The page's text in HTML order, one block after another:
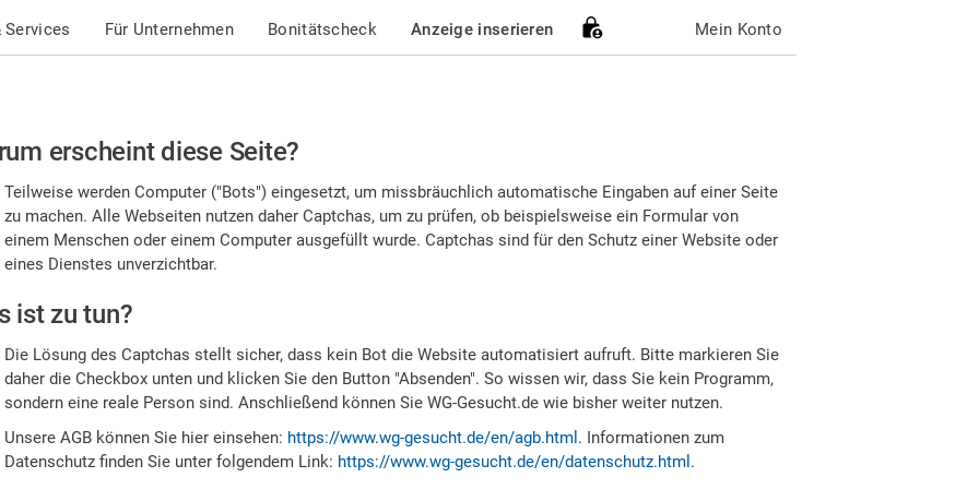
Services Für Unternehmen Bonitätscheck Anzeige inserieren Mein Konto
erscheint diese Seite?
Teilweise werden Computer ("Bots") eingesetzt, um missbräuchlich automatische Eingaben auf einer Seite
zu machen. Alle Webseiten nutzen daher Captchas, um zu prüfen, ob beispielsweise ein Formular von
einem Menschen oder einem Computer ausgefüllt wurde. Captchas sind für den Schutz einer Website oder
eines Dienstes unverzichtbar.
ist zu tun?
Die Lösung des Captchas stellt sicher, dass kein Bot die Website automatisiert aufruft. Bitte markieren Sie
daher die Checkbox unten und klicken Sie den Button "Absenden". So wissen wir, dass Sie kein Programm,
sondern eine reale Person sind. Anschließend können Sie WG-Gesucht.de wie bisher weiter nutzen.
Unsere AGB können Sie hier einsehen: https://www.wg-gesucht.de/en/agb.html . Informationen zum
Datenschutz finden Sie unter folgendem Link: https://www.wg-gesucht.de/en/datenschutz.html .